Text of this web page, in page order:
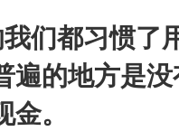
们都习惯了
遍的地方是
。